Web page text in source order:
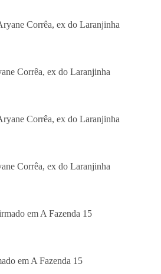
Corrêa, ex do Laranjinha
Corrêa, ex do Laranjinha
em A Fazenda 15